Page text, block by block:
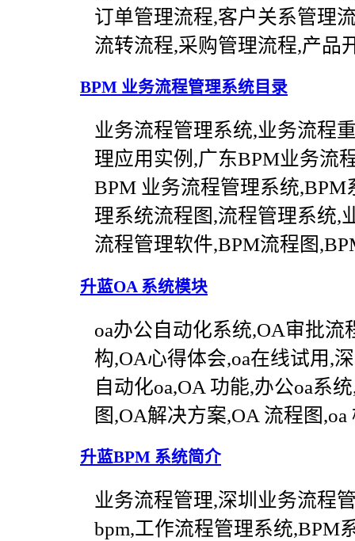
订单管理流程,客户关系管理
流转流程,采购管理流程,产品
BPM 业务流程管理系统目录
业务流程管理系统,业务流程
理应用实例,广东BPM业务流
BPM 业务流程管理系统
理系统流程图,流程管理系统,
流程管理软件,BPM流程图
升蓝OA 系统模块
oa办公自动化系统,OA审批流
构,OA心得体会,oa在线试用,
自动化oa,OA 功能,办公oa系
图,OA解决方案,OA 流程图
升蓝BPM 系统简介
业务流程管理,深圳业务流程
bpm,工作流程管理系统,BPM